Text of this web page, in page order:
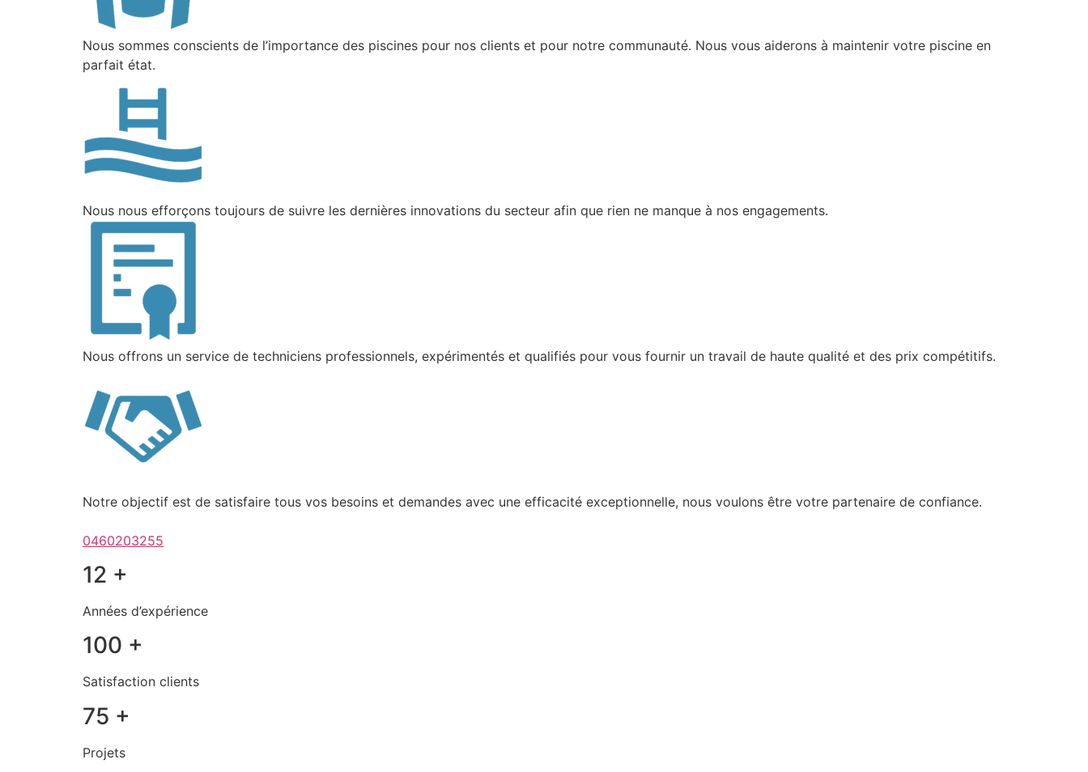
Nous sommes conscients de l’importance des piscines pour nos clients et pour notre communauté. Nous vous aiderons à maintenir votre piscine en
parfait état.
Nous nous efforçons toujours de suivre les dernières innovations du secteur afin que rien ne manque à nos engagements.
Nous offrons un service de techniciens professionnels, expérimentés et qualifiés pour vous fournir un travail de haute qualité et des prix compétitifs.
Notre objectif est de satisfaire tous vos besoins et demandes avec une efficacité exceptionnelle, nous voulons être votre partenaire de confiance.
0460203255
12 +
Années d’expérience
100 +
Satisfaction clients
75 +
Projets